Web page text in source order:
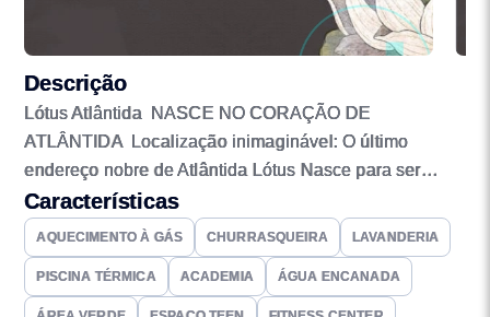
Descrição
Lótus Atlântida NASCE NO CORAÇÃO DE
ATLÂNTIDA Localização inimaginável: O último
endereço nobre de Atlântida Lótus Nasce para ser
Atlântida em sua verdadeira essência Um condomínio
exclusivo que privilegia a privacidade São apenas 166
lotes, que ocupam 08 ha de um todo de 17 ha. Os lotes
possuem 450m² ou mais de área privativa, com 15
metros de testada. Pórtico com guarita e controle de
Características
AQUECIMENTO À GÁS CHURRASQUEIRA LAVANDERIA
PISCINA TÉRMICA ACADEMIA ÁGUA ENCANADA